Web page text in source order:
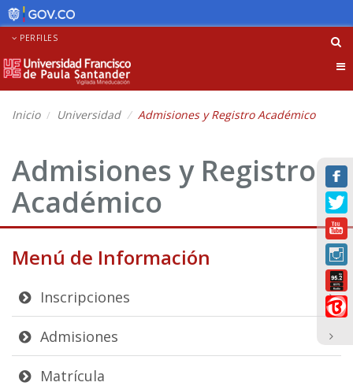
PERFILES
Inicio Universidad Admisiones y Registro Académico
Admisiones y Registro
Académico
Menú de Información
Inscripciones
Admisiones
Matrícula